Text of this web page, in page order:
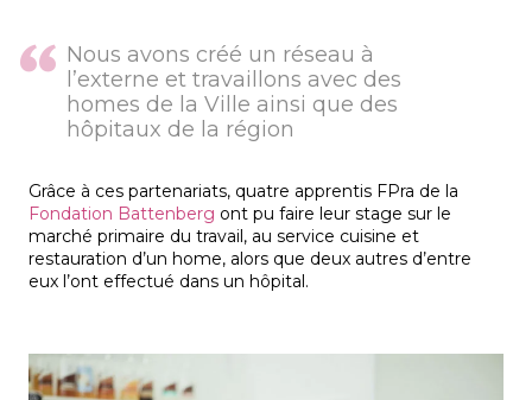
Nous avons créé un réseau à
l’externe et travaillons avec des
homes de la Ville ainsi que des
hôpitaux de la région
Grâce à ces partenariats, quatre apprentis FPra de la
Fondation Battenberg ont pu faire leur stage sur le
marché primaire du travail, au service cuisine et
restauration d’un home, alors que deux autres d’entre
eux l’ont effectué dans un hôpital.